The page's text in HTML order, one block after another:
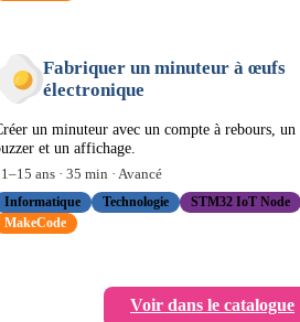
Fabriquer un minuteur à œufs
électronique
un minuteur avec un compte à rebours, un
et un affichage.
–15 ans · 35 min · Avancé
Informatique
Technologie
STM32 IoT Node
MakeCode
Voir dans le catalogue